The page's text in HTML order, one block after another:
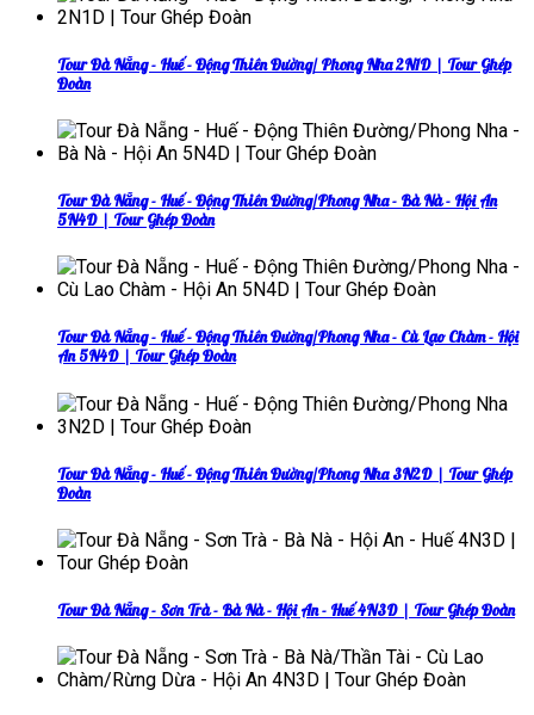
Tour Đà Nẵng - Huế - Động Thiên Đường/ Phong Nha 2N1D | Tour Ghép
Đoàn
Tour Đà Nẵng - Huế - Động Thiên Đường/Phong Nha - Bà Nà - Hội An
5N4D | Tour Ghép Đoàn
Tour Đà Nẵng - Huế - Động Thiên Đường/Phong Nha - Cù Lao Chàm - Hội
An 5N4D | Tour Ghép Đoàn
Tour Đà Nẵng - Huế - Động Thiên Đường/Phong Nha 3N2D | Tour Ghép
Đoàn
Tour Đà Nẵng - Sơn Trà - Bà Nà - Hội An - Huế 4N3D | Tour Ghép Đoàn